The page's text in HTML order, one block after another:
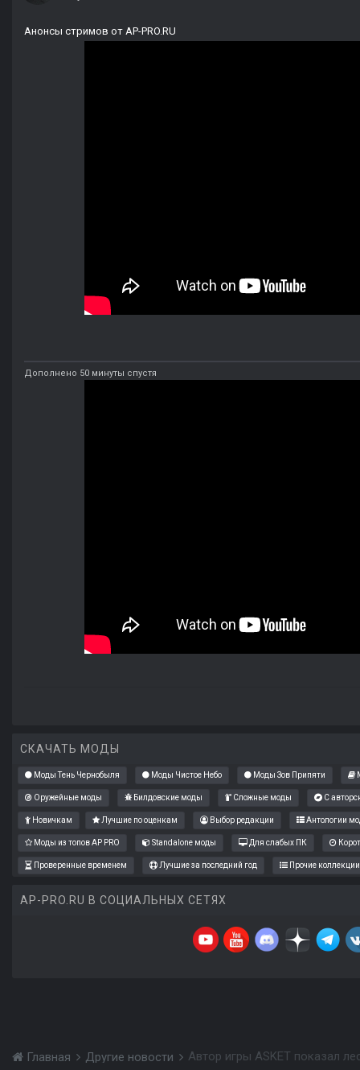
Анонсы стримов от AP-PRO.RU
Дополнено 50 минуты спустя
СКАЧАТЬ МОДЫ
Моды Тень Чернобыля Моды Чистое Небо Моды Зов Припяти
Оружейные моды Билдовские моды Сложные моды С
Новичкам Лучшие по оценкам Выбор редакции Антологии
Моды из топов AP PRO Standalone моды Для слабых ПК
Проверенные временем Лучшие за последний год Прочие коллекции
AP-PRO.RU В СОЦИАЛЬНЫХ СЕТЯХ
Главная Другие новости Автор игры ASKET показал